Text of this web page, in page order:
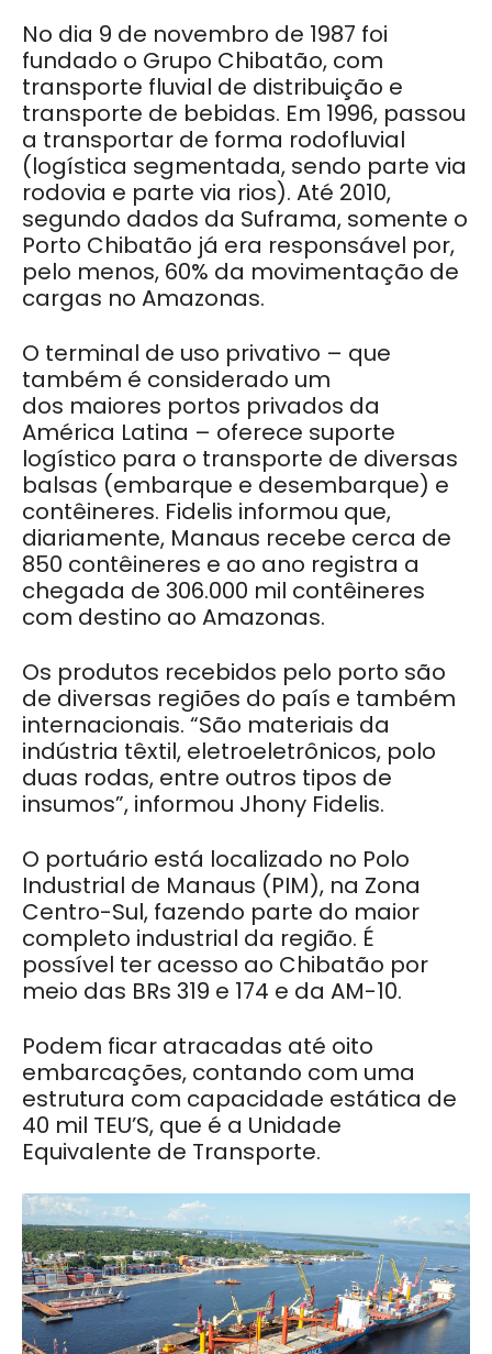
No dia 9 de novembro de 1987 foi
fundado o Grupo Chibatão, com
transporte fluvial de distribuição e
transporte de bebidas. Em 1996, passou
a transportar de forma rodofluvial
(logística segmentada, sendo parte via
rodovia e parte via rios). Até 2010,
segundo dados da Suframa, somente o
Porto Chibatão já era responsável por,
pelo menos, 60% da movimentação de
cargas no Amazonas.
O terminal de uso privativo – que
também é considerado um
dos maiores portos privados da
América Latina – oferece suporte
logístico para o transporte de diversas
balsas (embarque e desembarque) e
contêineres. Fidelis informou que,
diariamente, Manaus recebe cerca de
850 contêineres e ao ano registra a
chegada de 306.000 mil contêineres
com destino ao Amazonas.
Os produtos recebidos pelo porto são
de diversas regiões do país e também
internacionais. “São materiais da
indústria têxtil, eletroeletrônicos, polo
duas rodas, entre outros tipos de
insumos”, informou Jhony Fidelis.
O portuário está localizado no Polo
Industrial de Manaus (PIM), na Zona
Centro-Sul, fazendo parte do maior
completo industrial da região. É
possível ter acesso ao Chibatão por
meio das BRs 319 e 174 e da AM-10.
Podem ficar atracadas até oito
embarcações, contando com uma
estrutura com capacidade estática de
40 mil TEU’S, que é a Unidade
Equivalente de Transporte.